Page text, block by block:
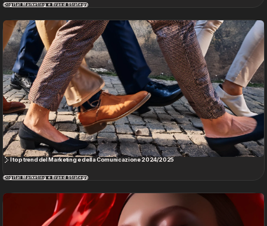
Digital Marketing e Brand Strategy
I top trend del Marketing e della Comunicazione 2024/2025
Digital Marketing e Brand Strategy